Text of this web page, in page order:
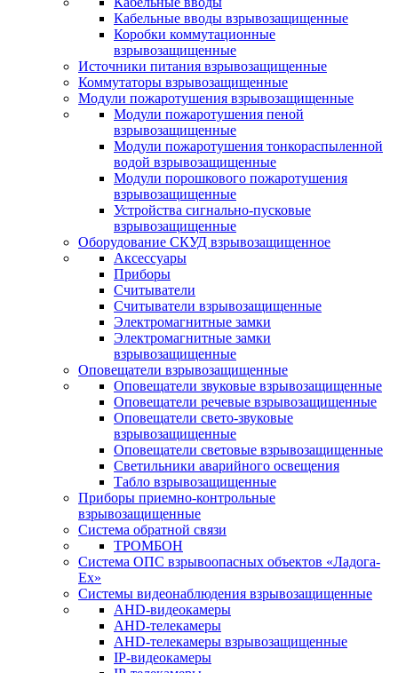
Кабельные вводы взрывозащищенные
Коробки коммутационные
взрывозащищенные
Источники питания взрывозащищенные
Коммутаторы взрывозащищенные
Модули пожаротушения взрывозащищенные
Модули пожаротушения пеной
взрывозащищенные
Модули пожаротушения тонкораспыленной
водой взрывозащищенные
Модули порошкового пожаротушения
взрывозащищенные
Устройства сигнально-пусковые
взрывозащищенные
Оборудование СКУД взрывозащищенное
Аксессуары
Приборы
Считыватели
Считыватели взрывозащищенные
Электромагнитные замки
Электромагнитные замки
взрывозащищенные
Оповещатели взрывозащищенные
Оповещатели звуковые взрывозащищенные
Оповещатели речевые взрывозащищенные
Оповещатели свето-звуковые
взрывозащищенные
Оповещатели световые взрывозащищенные
Светильники аварийного освещения
Табло взрывозащищенные
Приборы приемно-контрольные
взрывозащищенные
Система обратной связи
ТРОМБОН
Система ОПС взрывоопасных объектов «Ладога-
Ex»
Системы видеонаблюдения взрывозащищенные
AHD-видеокамеры
AHD-телекамеры
AHD-телекамеры взрывозащищенные
IP-видеокамеры